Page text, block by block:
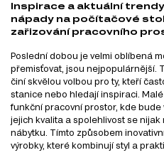
Inspirace a aktuální
nápady na počítačové
zařizování pracovního
Poslední dobou je velmi oblíbená
přemisťovat, jsou nejpopulárnější.
činí skvělou volbou pro ty, kteří
stanice nebo hledají inspiraci.
funkční pracovní prostor, kde bude
jejich kvalita a spolehlivost se
nábytku. Tímto způsobem
výrobky, které kombinují styl a